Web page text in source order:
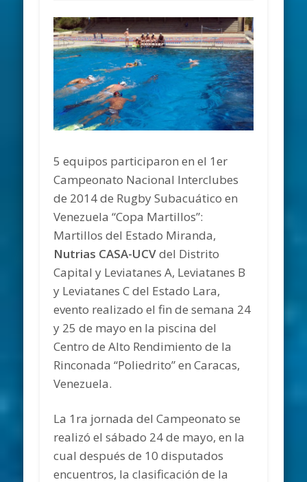
5 equipos participaron en el 1er
Campeonato Nacional Interclubes
de 2014 de Rugby Subacuático en
Venezuela “Copa Martillos”:
Martillos del Estado Miranda,
Nutrias CASA-UCVdel Distrito
Capital y Leviatanes A, Leviatanes B
y Leviatanes C del Estado Lara,
evento realizado el fin de semana 24
y 25 de mayo en la piscina del
Centro de Alto Rendimiento de la
Rinconada “Poliedrito” en Caracas,
Venezuela.
La 1ra jornada del Campeonato se
realizó el sábado 24 de mayo, en la
cual después de 10 disputados
encuentros, la clasificación de la